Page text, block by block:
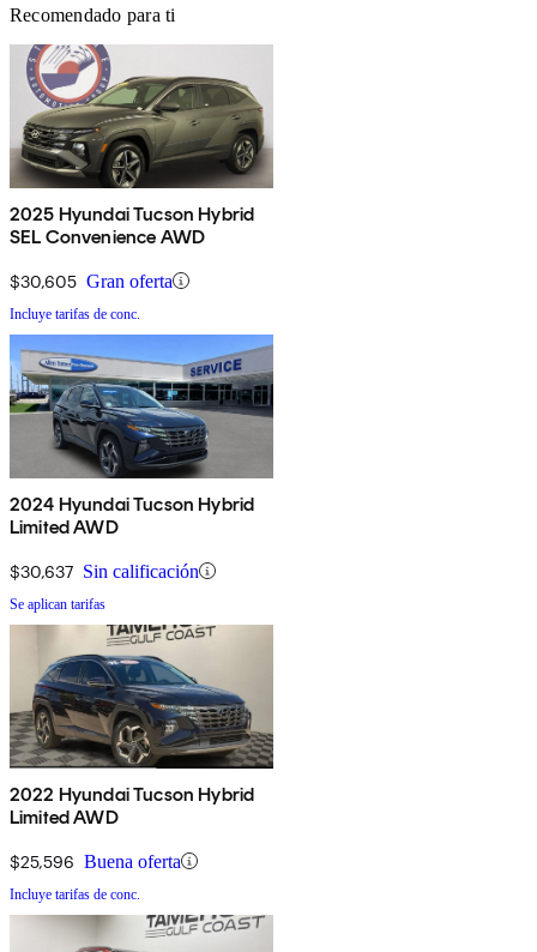
Recomendado para ti
2025 Hyundai Tucson Hybrid
SEL Convenience AWD
$30,605 Gran oferta
Incluye tarifas de conc.
2024 Hyundai Tucson Hybrid
Limited AWD
$30,637 Sin calificación
Se aplican tarifas
2022 Hyundai Tucson Hybrid
Limited AWD
$25,596 Buena oferta
Incluye tarifas de conc.